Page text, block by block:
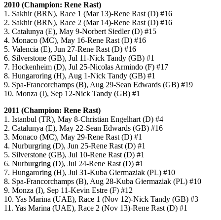
2010 (Champion: Rene Rast)
1. Sakhir (BRN), Race 1 (Mar 13)-Rene Rast (D) #16
2. Sakhir (BRN), Race 2 (Mar 14)-Rene Rast (D) #16
3. Catalunya (E), May 9-Norbert Siedler (D) #15
4. Monaco (MC), May 16-Rene Rast (D) #16
5. Valencia (E), Jun 27-Rene Rast (D) #16
6. Silverstone (GB), Jul 11-Nick Tandy (GB) #1
7. Hockenheim (D), Jul 25-Nicolas Armindo (F) #17
8. Hungaroring (H), Aug 1-Nick Tandy (GB) #1
9. Spa-Francorchamps (B), Aug 29-Sean Edwards (GB) #19
10. Monza (I), Sep 12-Nick Tandy (GB) #1
2011 (Champion: Rene Rast)
1. Istanbul (TR), May 8-Christian Engelhart (D) #4
2. Catalunya (E), May 22-Sean Edwards (GB) #16
3. Monaco (MC), May 29-Rene Rast (D) #1
4. Nurburgring (D), Jun 25-Rene Rast (D) #1
5. Silverstone (GB), Jul 10-Rene Rast (D) #1
6. Nurburgring (D), Jul 24-Rene Rast (D) #1
7. Hungaroring (H), Jul 31-Kuba Giermaziak (PL) #10
8. Spa-Francorchamps (B), Aug 28-Kuba Giermaziak (PL) #10
9. Monza (I), Sep 11-Kevin Estre (F) #12
10. Yas Marina (UAE), Race 1 (Nov 12)-Nick Tandy (GB) #3
11. Yas Marina (UAE), Race 2 (Nov 13)-Rene Rast (D) #1